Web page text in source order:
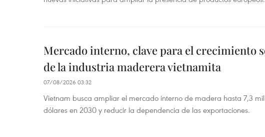
Mercado interno, clave para el crecimiento
de la industria maderera vietnamita
07/08/2026 03:32
Vietnam busca ampliar el mercado interno de madera hasta 7,3
dólares en 2030 y reducir la dependencia de las exportaciones.